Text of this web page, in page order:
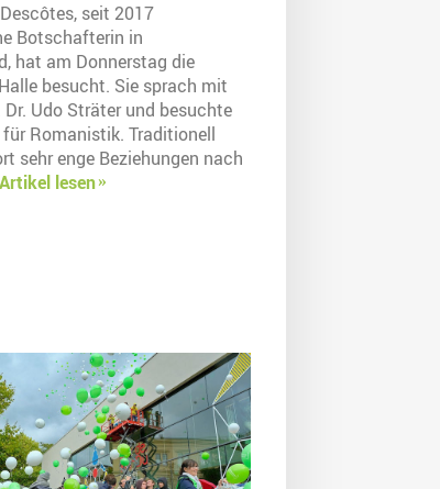
seit 2017
Botschafterin in
hat am Donnerstag die
besucht. Sie sprach mit
Udo Sträter und besuchte
Romanistik. Traditionell
sehr enge Beziehungen nach
Artikel lesen